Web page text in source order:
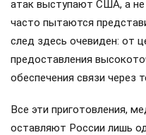
атак выступают США, а не
часто пытаются
след здесь очевиден: от
предоставления
обеспечения связи через
Все эти приготовления,
оставляют России лишь